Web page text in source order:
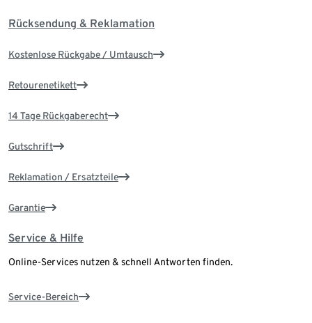
Rücksendung & Reklamation
Kostenlose Rückgabe / Umtausch
Retourenetikett
14 Tage Rückgaberecht
Gutschrift
Reklamation / Ersatzteile
Garantie
Service & Hilfe
Online-Services nutzen & schnell Antworten finden.
Service-Bereich